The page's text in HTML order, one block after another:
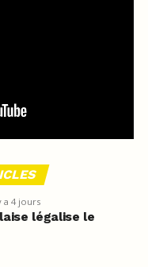
a 4 jours
légalise le